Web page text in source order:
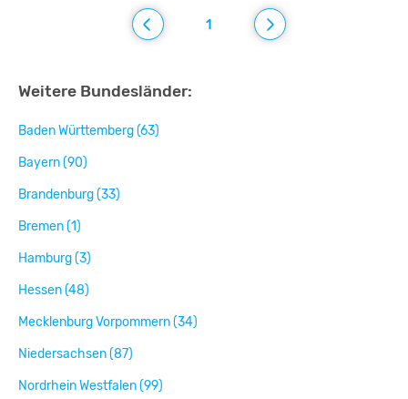
1
Weitere Bundesländer:
Baden Württemberg (63)
Bayern (90)
Brandenburg (33)
Bremen (1)
Hamburg (3)
Hessen (48)
Mecklenburg Vorpommern (34)
Niedersachsen (87)
Nordrhein Westfalen (99)